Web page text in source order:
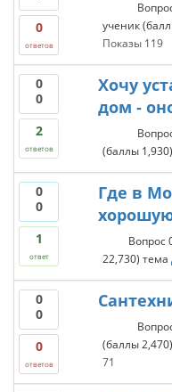
0
ответов
ученик
Показы 119
0
0
2
ответов
Хочу
дом -
(баллы 1,930)
0
0
1
ответ
Где в
Вопрос
22,730) тема
0
0
0
ответов
(баллы2,470)
71